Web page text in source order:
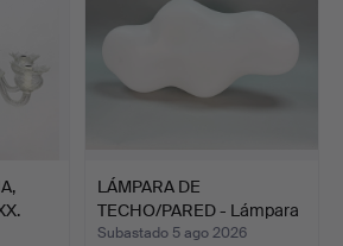
LÁMPARA DE
TECHO/PARED - Lámpara
nube, Man…
Subastado 5 ago 2026